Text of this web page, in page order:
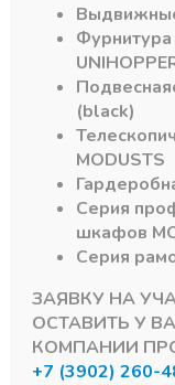
без пружины
накладная 45
дек.накладкой
В наличии
123,60₽
Артикул:20289
Фурнитура
Подвесная
(black)
MODUSTS
Серия
шкафов
Серия
ЗАЯВКУ НА
ОСТАВИТЬ У
КОМПАНИИ
+7 (3902) 260-